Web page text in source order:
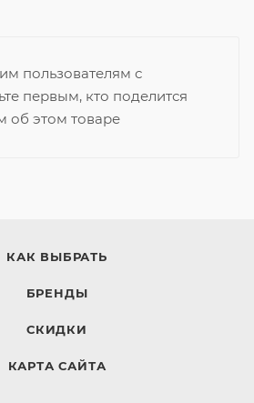
пользователям с
первым, кто поделится
об этом товаре
КАК ВЫБРАТЬ
БРЕНДЫ
СКИДКИ
КАРТА САЙТА